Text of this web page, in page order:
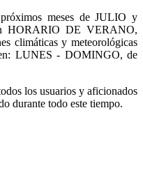
meses de JULIO y
HORARIO DE VERANO,
climáticas y meteorológicas
LUNES - DOMINGO, de
los usuarios y aficionados
durante todo este tiempo.